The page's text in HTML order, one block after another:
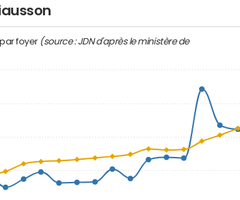
foyer (source : JDN d'après le ministère de